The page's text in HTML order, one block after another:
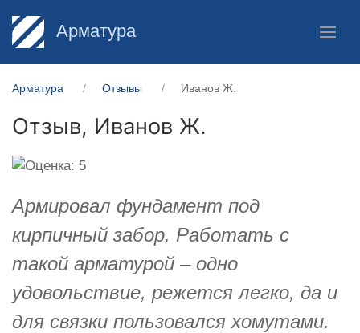
Арматура
Арматура Отзывы Иванов Ж.
Отзыв, Иванов Ж.
Армировал фундамент под
кирпичный забор. Работать с
такой арматурой – одно
удовольствие, режется легко, да и
для связки пользовался хомутами.